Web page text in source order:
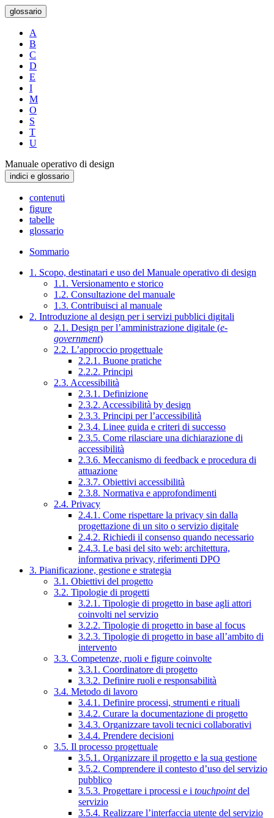
glossario
A
B
C
D
E
I
M
O
S
T
U
Manuale operativo di design
indici e glossario
contenuti
figure
tabelle
glossario
Sommario
1. Scopo, destinatari e uso del Manuale operativo di design
1.1. Versionamento e storico
1.2. Consultazione del manuale
1.3. Contribuisci al manuale
2. Introduzione al design per i servizi pubblici digitali
2.1. Design per l’amministrazione digitale (e-
government)
2.2. L’approccio progettuale
2.2.1. Buone pratiche
2.2.2. Principi
2.3. Accessibilità
2.3.1. Definizione
2.3.2. Accessibilità by design
2.3.3. Principi per l’accessibilità
2.3.4. Linee guida e criteri di successo
2.3.5. Come rilasciare una dichiarazione di
accessibilità
2.3.6. Meccanismo di feedback e procedura di
attuazione
2.3.7. Obiettivi accessibilità
2.3.8. Normativa e approfondimenti
2.4. Privacy
2.4.1. Come rispettare la privacy sin dalla
progettazione di un sito o servizio digitale
2.4.2. Richiedi il consenso quando necessario
2.4.3. Le basi del sito web: architettura,
informativa privacy, riferimenti DPO
3. Pianificazione, gestione e strategia
3.1. Obiettivi del progetto
3.2. Tipologie di progetti
3.2.1. Tipologie di progetto in base agli attori
coinvolti nel servizio
3.2.2. Tipologie di progetto in base al focus
3.2.3. Tipologie di progetto in base all’ambito di
intervento
3.3. Competenze, ruoli e figure coinvolte
3.3.1. Coordinatore di progetto
3.3.2. Definire ruoli e responsabilità
3.4. Metodo di lavoro
3.4.1. Definire processi, strumenti e rituali
3.4.2. Curare la documentazione di progetto
3.4.3. Organizzare tavoli tecnici collaborativi
3.4.4. Prendere decisioni
3.5. Il processo progettuale
3.5.1. Organizzare il progetto e la sua gestione
3.5.2. Comprendere il contesto d’uso del servizio
pubblico
3.5.3. Progettare i processi e i touchpointdel
servizio
3.5.4. Realizzare l’interfaccia utente del servizio